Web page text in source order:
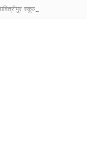
स्कूल में मारवाड़ी युवा मंच